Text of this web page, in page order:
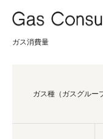
ガス消費量
ガス種 （ガスグルー